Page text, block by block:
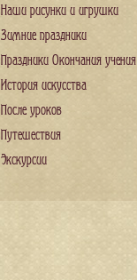
Наши рисунки и игрушки
Зимние праздники
Праздники Окончания учения
История искусства
После уроков
Путешествия
Экскурсии